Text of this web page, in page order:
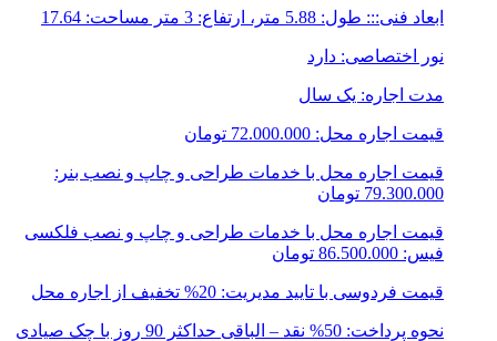
ابعاد فنی::: طول: 5.88 متر، ارتفاع: 3 متر مساحت: 17.64
نور اختصاصی: دارد
مدت اجاره: یک سال
قیمت اجاره محل: 72.000.000 تومان
قیمت اجاره محل با خدمات طراحی و چاپ و نصب بنر:
79.300.000 تومان
قیمت اجاره محل با خدمات طراحی و چاپ و نصب فلکسی
فیس: 86.500.000 تومان
قیمت فردوسی با تایید مدیریت: 20% تخفیف از اجاره محل
نحوه پرداخت: 50% نقد – الباقی حداکثر 90 روز با چک صیادی